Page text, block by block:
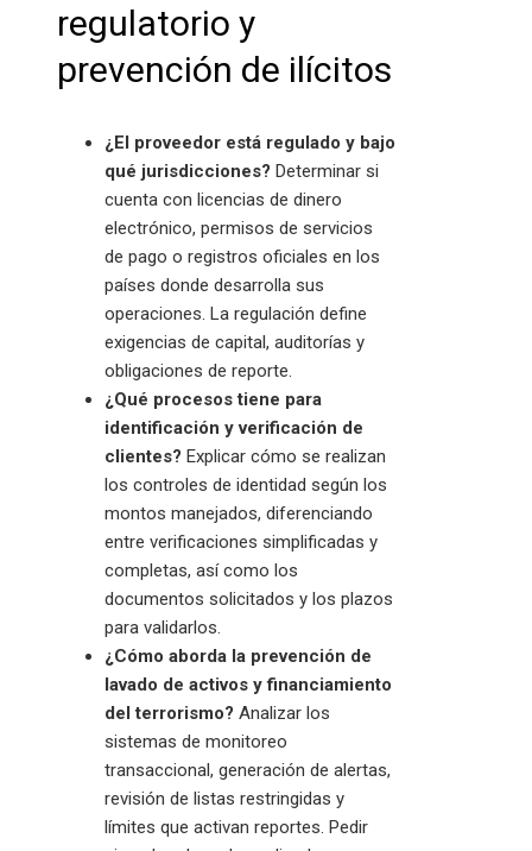
regulatorio y
prevención de ilícitos
¿El proveedor está regulado y bajo
qué jurisdicciones? Determinar si
cuenta con licencias de dinero
electrónico, permisos de servicios
de pago o registros oficiales en los
países donde desarrolla sus
operaciones. La regulación define
exigencias de capital, auditorías y
obligaciones de reporte.
¿Qué procesos tiene para
identificación y verificación de
clientes? Explicar cómo se realizan
los controles de identidad según los
montos manejados, diferenciando
entre verificaciones simplificadas y
completas, así como los
documentos solicitados y los plazos
para validarlos.
¿Cómo aborda la prevención de
lavado de activos y financiamiento
del terrorismo? Analizar los
sistemas de monitoreo
transaccional, generación de alertas,
revisión de listas restringidas y
límites que activan reportes. Pedir